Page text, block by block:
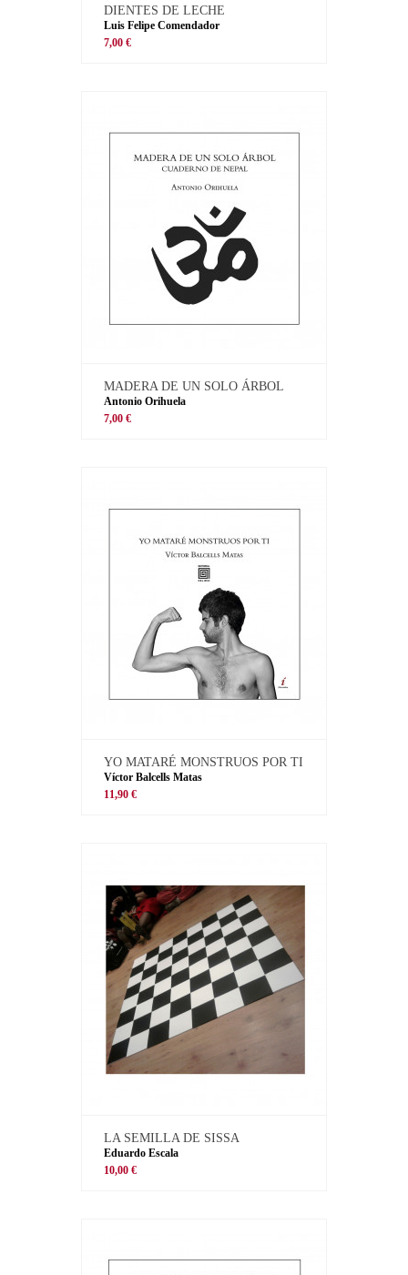
DIENTES DE LECHE
Luis Felipe Comendador
7,00 €
MADERA DE UN SOLO ÁRBOL
Antonio Orihuela
7,00 €
YO MATARÉ MONSTRUOS POR TI
Víctor Balcells Matas
11,90 €
LA SEMILLA DE SISSA
Eduardo Escala
10,00 €